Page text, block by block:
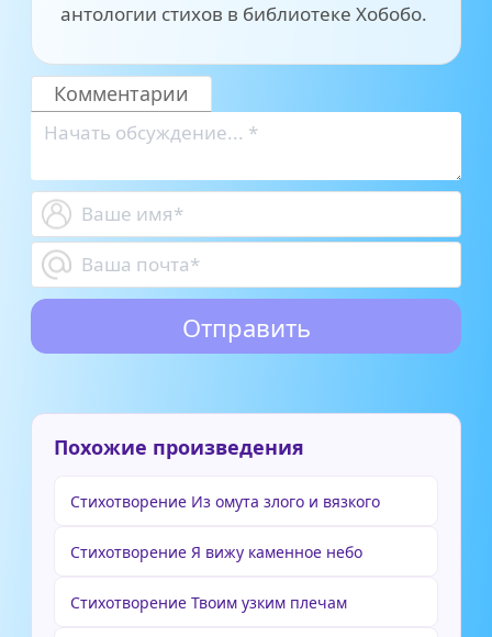
антологии стихов в библиотеке Хобобо.
Комментарии
Похожие произведения
Стихотворение Из омута злого и вязкого
Стихотворение Я вижу каменное небо
Стихотворение Твоим узким плечам